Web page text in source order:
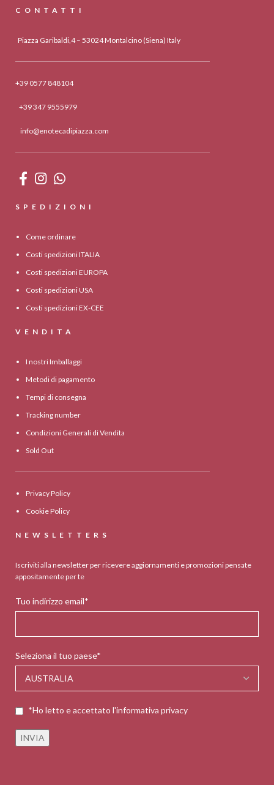
CONTATTI
Piazza Garibaldi,4 – 53024 Montalcino (Siena) Italy
+39 0577 848104
+39 347 9555979
info@enotecadipiazza.com
SPEDIZIONI
Come ordinare
Costi spedizioni ITALIA
Costi spedizioni EUROPA
Costi spedizioni USA
Costi spedizioni EX-CEE
VENDITA
I nostri Imballaggi
Metodi di pagamento
Tempi di consegna
Tracking number
Condizioni Generali di Vendita
Sold Out
Privacy Policy
Cookie Policy
NEWSLETTERS
Iscriviti alla newsletter per ricevere aggiornamenti e promozioni pensate
appositamente per te
Tuo indirizzo email*
Seleziona il tuo paese*
*Ho letto e accettato l'informativa privacy